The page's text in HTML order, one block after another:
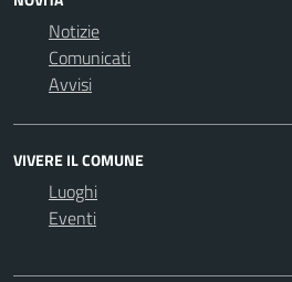
Notizie
Comunicati
Avvisi
VIVERE IL COMUNE
Luoghi
Eventi